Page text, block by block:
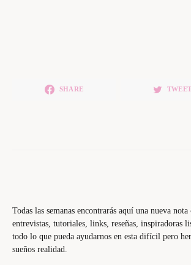
SHARE TWEET
Todas las semanas encontrarás aquí una nueva nota
entrevistas, tutoriales, links, reseñas, inspiradoras
todo lo que pueda ayudarnos en esta difícil pero
sueños realidad.